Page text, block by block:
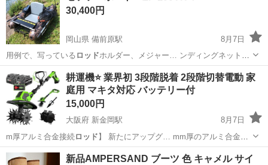
※立ち上げ時期目安：2...
30,400円
岡山県 備前原駅
8月7日
用例で、写っている ロッドホルダー、メジャー… ンディングネット、
ロッド及びリールは付属し…
岡山市 備前原駅 その他 158V
耕運機⭐️ 業界初 3段階脱着 2段階切替電動 家
庭用 マキタ対応 バッテリー付
15,000円
大阪府 新金岡駅
8月7日
m厚アルミ合金接続ロッド 】 新たにアップグ… mm厚のアルミ合金
ッドボディは接続安定性…
大阪 堺市 新金岡駅 耕運機
新品AMPERSAND ブーツ 色 キャメル サイ